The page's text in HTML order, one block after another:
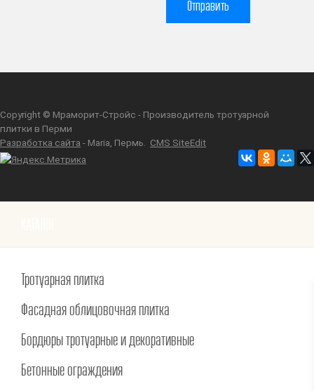
Copyright © Мраморит-Стройс - Производитель тротуарной
плитки в Перми
Разработка сайта - Maria, Пермь. CMS SiteEdit
Тротуарная плитка
Фасадная облицовочная плитка
Бордюры тротуарные и декоративные
Бетонные ограждения